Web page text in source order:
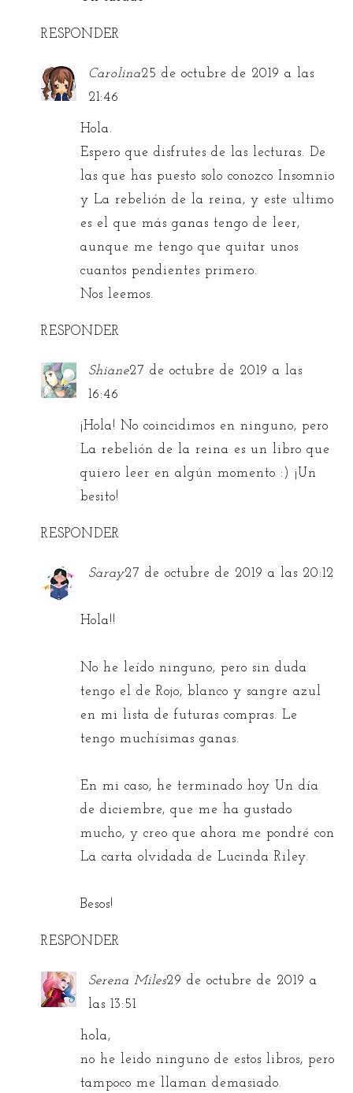
RESPONDER
Carolina25 de octubre de 2019 a las
21:46
Hola.
Espero que disfrutes de las lecturas. De
las que has puesto solo conozco Insomnio
y La rebelión de la reina, y este ultimo
es el que más ganas tengo de leer,
aunque me tengo que quitar unos
cuantos pendientes primero.
Nos leemos.
RESPONDER
Shiane27 de octubre de 2019 a las
16:46
¡Hola! No coincidimos en ninguno, pero
La rebelión de la reina es un libro que
quiero leer en algún momento :) ¡Un
besito!
RESPONDER
Saray27 de octubre de 2019 a las 20:12
Hola!!
No he leído ninguno, pero sin duda
tengo el de Rojo, blanco y sangre azul
en mi lista de futuras compras. Le
tengo muchísimas ganas.
En mi caso, he terminado hoy Un día
de diciembre, que me ha gustado
mucho, y creo que ahora me pondré con
La carta olvidada de Lucinda Riley.
Besos!
RESPONDER
Serena Miles29 de octubre de 2019 a
las 13:51
hola,
no he leido ninguno de estos libros, pero
tampoco me llaman demasiado.